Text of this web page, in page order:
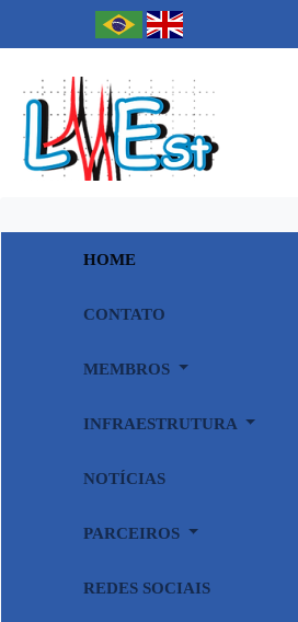
HOME
CONTATO
MEMBROS
INFRAESTRUTURA
NOTÍCIAS
PARCEIROS
REDES SOCIAIS